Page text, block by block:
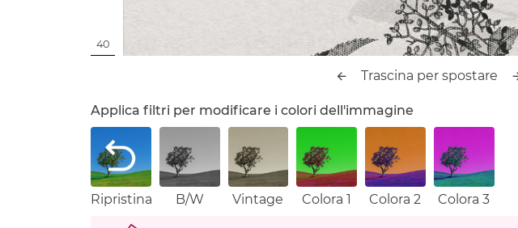
40
Trascina per spostare
Applica filtri per modificare i colori dell'immagine
Ripristina B/W Vintage Colora 1 Colora 2 Colora 3